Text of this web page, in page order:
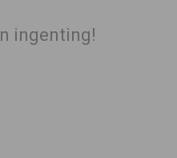
ingenting!